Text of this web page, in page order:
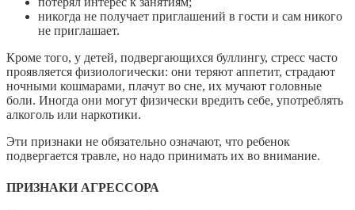
никогда не получает приглашений в гости и сам никого
не приглашает.
Кроме того, у детей, подвергающихся буллингу, стресс часто
проявляется физиологически: они теряют аппетит, страдают
ночными кошмарами, плачут во сне, их мучают головные
боли. Иногда они могут физически вредить себе, употреблять
алкоголь или наркотики.
Эти признаки не обязательно означают, что ребенок
подвергается травле, но надо принимать их во внимание.
ПРИЗНАКИ АГРЕССОРА